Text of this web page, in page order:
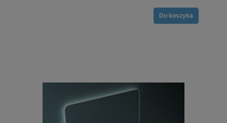
Do koszyka